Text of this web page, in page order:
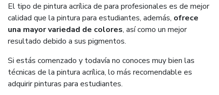
El tipo de pintura acrílica de para profesionales es de mejor
calidad que la pintura para estudiantes, además, ofrece
una mayor variedad de colores, así como un mejor
resultado debido a sus pigmentos.
Si estás comenzado y todavía no conoces muy bien las
técnicas de la pintura acrílica, lo más recomendable es
adquirir pinturas para estudiantes.